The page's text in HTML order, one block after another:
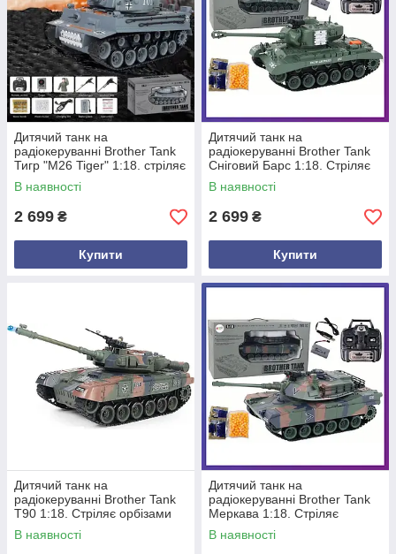
Дитячий танк на
радіокеруванні Brother Tank
Тигр "M26 Tiger" 1:18. стріляє
орбізами
В наявності
2 699 ₴
Купити
Дитячий танк на
радіокеруванні Brother Tank
Сніговий Барс 1:18. Стріляє
орбізами
В наявності
2 699 ₴
Купити
Дитячий танк на
радіокеруванні Brother Tank
T90 1:18. Стріляє орбізами
В наявності
Дитячий танк на
радіокеруванні Brother Tank
Меркава 1:18. Стріляє
орбізами
В наявності